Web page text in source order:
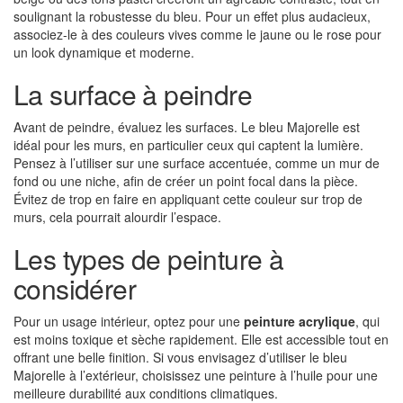
soulignant la robustesse du bleu. Pour un effet plus audacieux,
associez-le à des couleurs vives comme le jaune ou le rose pour
un look dynamique et moderne.
La surface à peindre
Avant de peindre, évaluez les surfaces. Le bleu Majorelle est
idéal pour les murs, en particulier ceux qui captent la lumière.
Pensez à l’utiliser sur une surface accentuée, comme un mur de
fond ou une niche, afin de créer un point focal dans la pièce.
Évitez de trop en faire en appliquant cette couleur sur trop de
murs, cela pourrait alourdir l’espace.
Les types de peinture à
considérer
Pour un usage intérieur, optez pour une peinture acrylique, qui
est moins toxique et sèche rapidement. Elle est accessible tout en
offrant une belle finition. Si vous envisagez d’utiliser le bleu
Majorelle à l’extérieur, choisissez une peinture à l’huile pour une
meilleure durabilité aux conditions climatiques.